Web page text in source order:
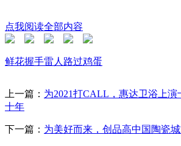
点我阅读全部内容
鲜花握手雷人 路过鸡蛋
上一篇： 为2021打CALL，惠达卫浴上
十年
下一篇： 为美好而来，创品高中国陶瓷